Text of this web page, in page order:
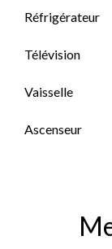
Réfrigérateur
Télévision
Vaisselle
Ascenseur